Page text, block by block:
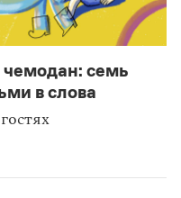
семь
в слова